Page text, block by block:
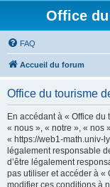
Office
FAQ
Accueil du forum
Office du tourisme
En accédant à « Office
« nous », « notre », « nos
« https://web1-math.univ-
légalement responsable
d’être légalement
pas utiliser et accéder à «
modifier ces conditions à